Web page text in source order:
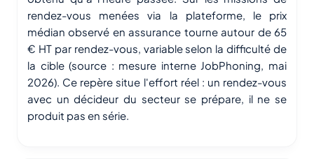
rendez-vous menées via la plateforme, le prix
médian observé en assurance tourne autour de 65
€ HT par rendez-vous, variable selon la difficulté de
la cible (source : mesure interne JobPhoning, mai
2026). Ce repère situe l'effort réel : un rendez-vous
avec un décideur du secteur se prépare, il ne se
produit pas en série.